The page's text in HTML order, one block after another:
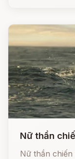
Nữ thần
Nữ thần